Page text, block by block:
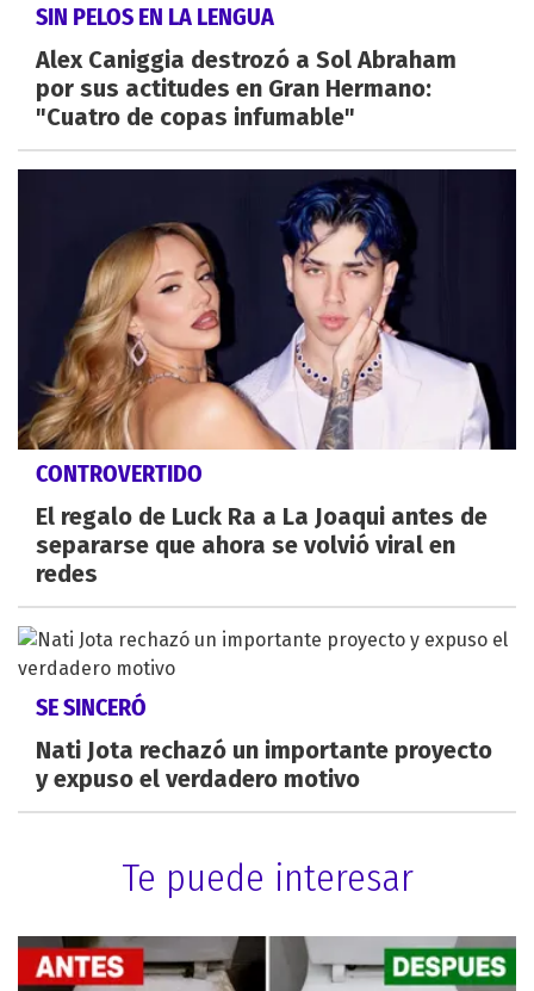
SIN PELOS EN LA LENGUA
Alex Caniggia destrozó a Sol Abraham
por sus actitudes en Gran Hermano:
"Cuatro de copas infumable"
CONTROVERTIDO
El regalo de Luck Ra a La Joaqui antes de
separarse que ahora se volvió viral en
redes
SE SINCERÓ
Nati Jota rechazó un importante proyecto
y expuso el verdadero motivo
Te puede interesar